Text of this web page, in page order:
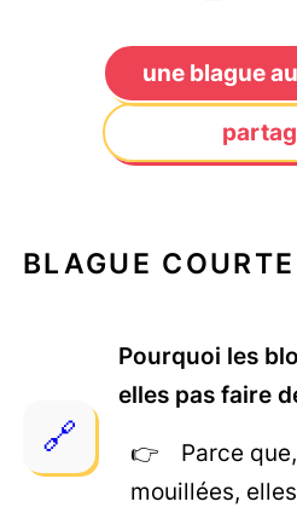
une blague
BLAGUE COURTE
Pourquoi les
elles pas faire
Parce
mouillées,